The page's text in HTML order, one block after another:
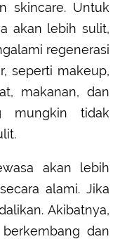
skincare. Untuk
akan lebih sulit,
regenerasi
seperti makeup,
makanan, dan
mungkin tidak
akan lebih
alami. Jika
Akibatnya,
dan